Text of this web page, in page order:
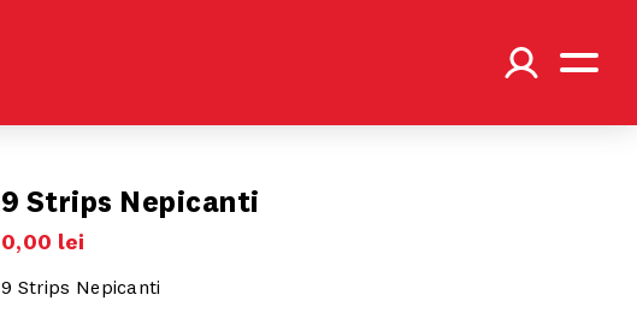
9 Strips Nepicanti
0,00 lei
9 Strips Nepicanti